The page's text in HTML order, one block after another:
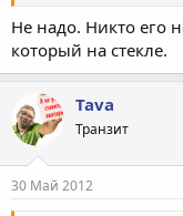
Не надо. Никто его
который на стекле.
Tava
Транзит
30 Май 2012